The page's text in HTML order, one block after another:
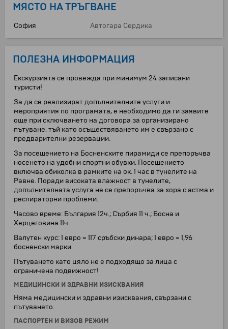
МЯСТО НА ТРЪГВАНЕ
София Автогара Сердика
ПОЛЕЗНА ИНФОРМАЦИЯ
Екскурзията се провежда при минимум 24 записани
туристи!
За да се реализират допълнителните услуги и
мероприятия по програмата, е необходимо да ги заявите
още при сключването на договора за организирано
пътуване, тъй като осъществяването им е свързано с
предварителни резервации.
За посещението на Босненските пирамиди се препоръчва
носенето на удобни спортни обувки. Посещението
включва обиколка в рамките на ок. 1 час в тунелите на
Равне. Поради високата влажност в тунелите,
допълнителната услуга не се препоръчва за хора с астма и
респираторни проблеми.
Часово време: България 12ч.; Сърбия 11 ч.; Босна и
Херцеговина 11ч.
Валутен курс: 1 евро = 117 сръбски динара; 1 евро = 1,96
босненски марки
Пътуването като цяло не е подходящо за лица с
ограничена подвижност!
МЕДИЦИНСКИ И ЗДРАВНИ ИЗИСКВАНИЯ
Няма медицински и здравни изисквания, свързани с
пътуването.
ПАСПОРТЕН И ВИЗОВ РЕЖИМ